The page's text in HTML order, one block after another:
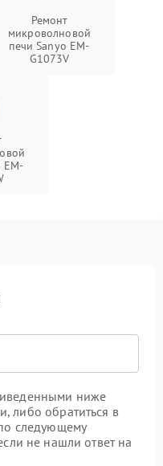
Ремонт
микроволновой
печи Sanyo EM-
G1073V
EM-
ниже
либо обратиться в
следующему
не нашли ответ на